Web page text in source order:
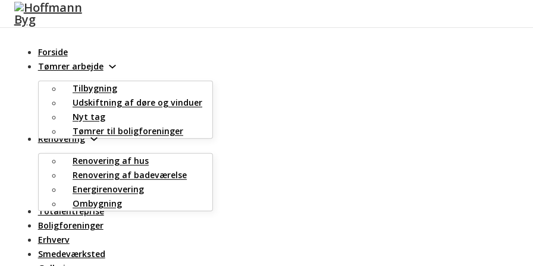
Spring til hovedindhold
Spring til sidefod
Forside
Tømrer arbejde
Tilbygning
Udskiftning af døre og vinduer
Nyt tag
Tømrer til boligforeninger
Renovering
Renovering af hus
Renovering af badeværelse
Energirenovering
Ombygning
Totalentreprise
Boligforeninger
Erhverv
Smedeværksted